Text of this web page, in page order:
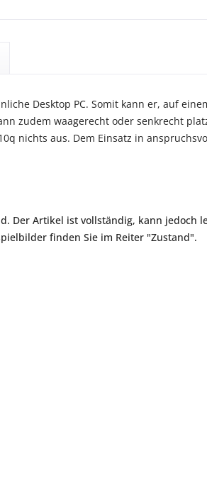
Desktop PC. Somit kann er, auf
zudem waagerecht oder senkrecht
nichts aus. Dem Einsatz in
Der Artikel ist vollständig, kann jedoch
finden Sie im Reiter "Zustand".